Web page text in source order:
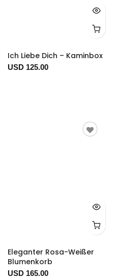
Ich Liebe Dich – Kaminbox
USD 125.00
Eleganter Rosa-Weißer
Blumenkorb
USD 165.00